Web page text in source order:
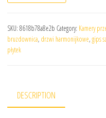
SKU: 8618b78a8e2b Category: Kamery
bruzdownica, drzwi harmonijkowe, gips
płytek
DESCRIPTION